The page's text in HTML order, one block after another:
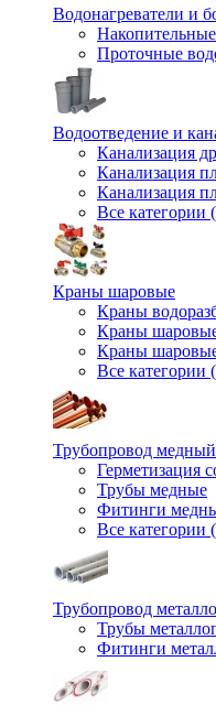
Водонагреватели и
Проточные
Водоотведение и
Канализация
Канализация
Канализация
Все категории
Краны шаровые
Краны
Краны
Краны
Все категории
Трубопровод медный
Герметизация
Трубы медные
Фитинги
Все категории
Трубопровод
Трубы
Фитинги